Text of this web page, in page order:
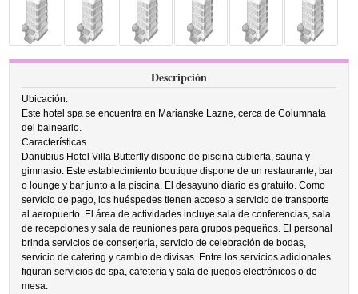
Descripción
Ubicación.
Este hotel spa se encuentra en Marianske Lazne, cerca de Columnata
del balneario.
Características.
Danubius Hotel Villa Butterfly dispone de piscina cubierta, sauna y
gimnasio. Este establecimiento boutique dispone de un restaurante, bar
o lounge y bar junto a la piscina. El desayuno diario es gratuito. Como
servicio de pago, los huéspedes tienen acceso a servicio de transporte
al aeropuerto. El área de actividades incluye sala de conferencias, sala
de recepciones y sala de reuniones para grupos pequeños. El personal
brinda servicios de conserjería, servicio de celebración de bodas,
servicio de catering y cambio de divisas. Entre los servicios adicionales
figuran servicios de spa, cafetería y sala de juegos electrónicos o de
mesa.